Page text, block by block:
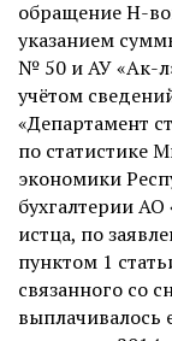
обращение Н-
указанием
№ 50 и АУ «Ак-
учётом
«Департамент
по статистике
экономики
бухгалтерии
истца, по
пунктом 1
связанного со
выплачивалось